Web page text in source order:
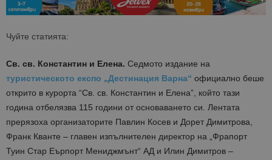
Чуйте статията:
Св. св. Константин и Елена. Седмото издание на
туристическото експо „Дестинация Варна“ официално беше
открито в курорта “Св. св. Константин и Елена”, който тази
година отбелязва 115 години от основаването си. Лентата
прерязоха организаторите Павлин Косев и Дорет Димитрова,
Франк Кванте – главен изпълнителен директор на „Фрапорт
Туин Стар Еърпорт Мениджмънт“ АД и Илин Димитров –